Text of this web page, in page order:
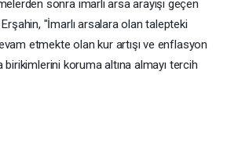
sonra imarlı arsa arayışı geçen
"İmarlı arsalara olan talepteki
etmekte olan kur artışı ve enflasyon
birikimlerini koruma altına almayı tercih